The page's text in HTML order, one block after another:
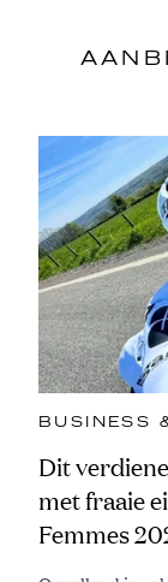
BUSINESS
Dit
met fraaie
Femmes